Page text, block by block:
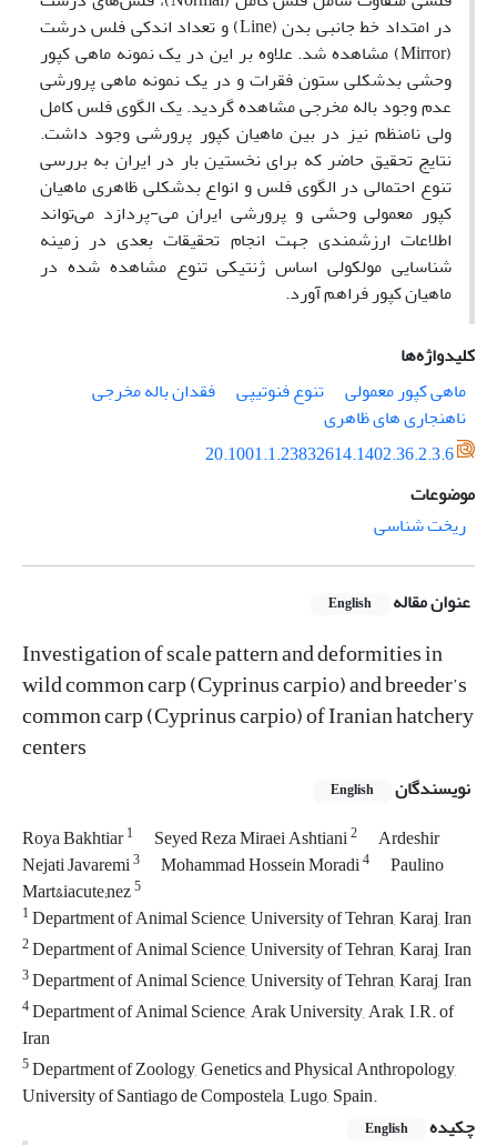
در امتداد خط جانبی بدن (Line) و تعداد اندکی فلس درشت
(Mirror) مشاهده شد. علاوه بر این در یک نمونه ماهی کپور
وحشی بدشکلی ستون فقرات و در یک نمونه ماهی پرورشی
عدم وجود باله مخرجی مشاهده گردید. یک الگوی فلس کامل
ولی نامنظم نیز در بین ماهیان کپور پرورشی وجود داشت.
نتایج تحقیق حاضر که برای نخستین بار در ایران به بررسی
تنوع احتمالی در الگوی فلس و انواع بدشکلی ظاهری ماهیان
کپور معمولی وحشی و پرورشی ایران می-پردازد می‌تواند
اطلاعات ارزشمندی جهت انجام تحقیقات بعدی در زمینه
شناسایی مولکولی اساس ژنتیکی تنوع مشاهده شده در
ماهیان کپور فراهم آورد.
کلیدواژه‌ها
ماهی کپور معمولی
تنوع فنوتیپی
فقدان باله مخرجی
ناهنجاری های ظاهری
20.1001.1.23832614.1402.36.2.3.6
موضوعات
ریخت شناسی
عنوان مقاله English
Investigation of scale pattern and deformities in
wild common carp (Cyprinus carpio) and breeder’s
common carp (Cyprinus carpio) of Iranian hatchery
centers
نویسندگان English
Roya Bakhtiar1 Seyed Reza Miraei Ashtiani2
Ardeshir
Nejati Javaremi3 Mohammad Hossein Moradi4
Paulino
Mart&iacute;nez5
1Department of Animal Science, University of Tehran, Karaj, Iran
2Department of Animal Science, University of Tehran, Karaj, Iran
3Department of Animal Science, University of Tehran, Karaj, Iran
4Department of Animal Science, Arak University, Arak, I.R. of
Iran
5Department of Zoology, Genetics and Physical Anthropology,
University of Santiago de Compostela, Lugo, Spain.
چکیده
English